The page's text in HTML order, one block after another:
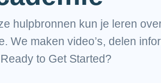
hulpbronnen kun je leren
We maken video’s, delen
to Get Started?